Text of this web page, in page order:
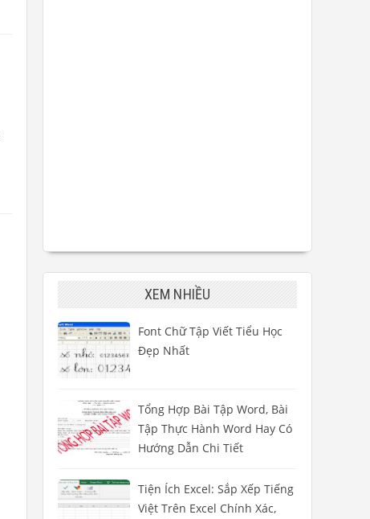
XEM NHIỀU
Font Chữ Tập Viết Tiểu Học
Đẹp Nhất
Tổng Hợp Bài Tập Word, Bài
Tập Thực Hành Word Hay Có
Hướng Dẫn Chi Tiết
Tiện Ích Excel: Sắp Xếp Tiếng
Việt Trên Excel Chính Xác,